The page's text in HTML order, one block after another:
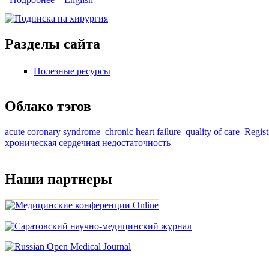
Разделы сайта
Полезные ресурсы
Облако тэгов
acute coronary syndrome chronic heart failure quality of care
хроническая сердечная недостаточность
Наши партнеры